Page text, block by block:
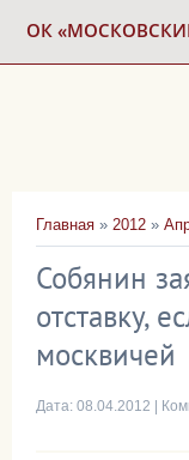
ОК
Главная » 2012 »
Собянин
отставку,
москвичей
Дата: 08.04.2012